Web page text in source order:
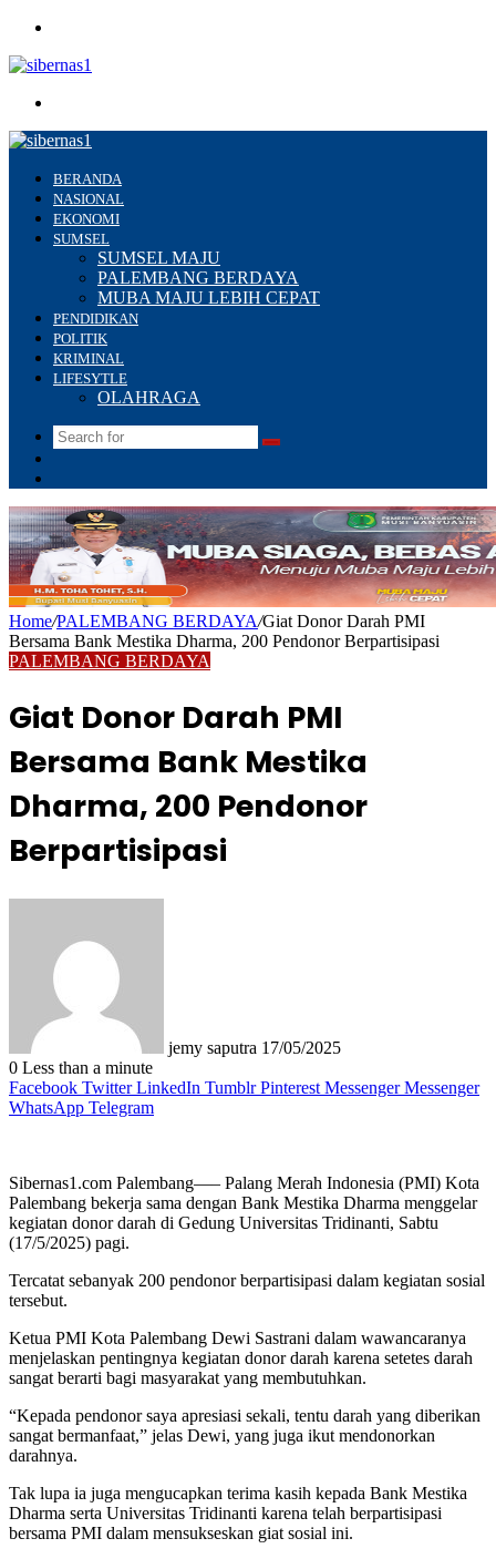
BERANDA
NASIONAL
EKONOMI
SUMSEL
SUMSEL MAJU
PALEMBANG BERDAYA
MUBA MAJU LEBIH CEPAT
PENDIDIKAN
POLITIK
KRIMINAL
LIFESYTLE
OLAHRAGA
Search
Home/PALEMBANG BERDAYA/Giat Donor Darah PMI
Bersama Bank Mestika Dharma, 200 Pendonor Berpartisipasi
PALEMBANG BERDAYA
Giat Donor Darah PMI
Bersama Bank Mestika
Dharma, 200 Pendonor
Berpartisipasi
jemy saputra 17/05/2025
0 Less than a minute
Facebook Twitter LinkedIn Tumblr Pinterest Messenger Messenger
WhatsApp Telegram
Sibernas1.com Palembang—– Palang Merah Indonesia (PMI) Kota
Palembang bekerja sama dengan Bank Mestika Dharma menggelar
kegiatan donor darah di Gedung Universitas Tridinanti, Sabtu
(17/5/2025) pagi.
Tercatat sebanyak 200 pendonor berpartisipasi dalam kegiatan sosial
tersebut.
Ketua PMI Kota Palembang Dewi Sastrani dalam wawancaranya
menjelaskan pentingnya kegiatan donor darah karena setetes darah
sangat berarti bagi masyarakat yang membutuhkan.
“Kepada pendonor saya apresiasi sekali, tentu darah yang diberikan
sangat bermanfaat,” jelas Dewi, yang juga ikut mendonorkan
darahnya.
Tak lupa ia juga mengucapkan terima kasih kepada Bank Mestika
Dharma serta Universitas Tridinanti karena telah berpartisipasi
bersama PMI dalam mensukseskan giat sosial ini.